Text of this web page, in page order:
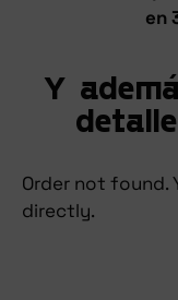
en
Y
Order not found.
directly.